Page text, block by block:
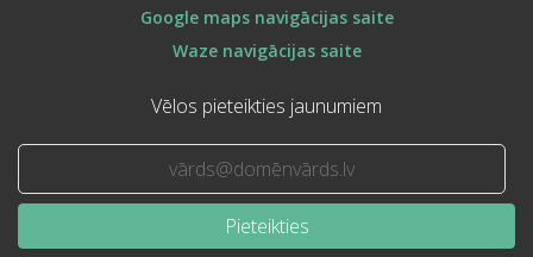
Google maps navigācijas saite
Waze navigācijas saite
Vēlos pieteikties jaunumiem
Pieteikties